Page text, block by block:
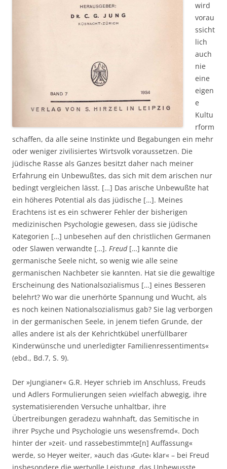
wird
vorau
ssicht
lich
auch
nie
eine
eigen
e
Kultu
rform
schaffen, da alle seine Instinkte und Begabungen ein mehr
oder weniger zivilisiertes Wirtsvolk voraussetzen. Die
jüdische Rasse als Ganzes besitzt daher nach meiner
Erfahrung ein Unbewußtes, das sich mit dem arischen nur
bedingt vergleichen lässt. […] Das arische Unbewußte hat
ein höheres Potential als das jüdische […]. Meines
Erachtens ist es ein schwerer Fehler der bisherigen
medizinischen Psychologie gewesen, dass sie jüdische
Kategorien […] unbesehen auf den christlichen Germanen
oder Slawen verwandte […]. Freud […] kannte die
germanische Seele nicht, so wenig wie alle seine
germanischen Nachbeter sie kannten. Hat sie die gewaltige
Erscheinung des Nationalsozialismus […] eines Besseren
belehrt? Wo war die unerhörte Spannung und Wucht, als
es noch keinen Nationalsozialismus gab? Sie lag verborgen
in der germanischen Seele, in jenem tiefen Grunde, der
alles andere ist als der Kehrichtkübel unerfüllbarer
Kinderwünsche und unerledigter Familienressentiments«
(ebd., Bd.7, S. 9).
Der »Jungianer« G.R. Heyer schrieb im Anschluss, Freuds
und Adlers Formulierungen seien »vielfach abwegig, ihre
systematisierenden Versuche unhaltbar, ihre
Übertreibungen geradezu wahnhaft, das Semitische in
ihrer Psyche und Psychologie uns wesensfremd«. Doch
hinter der »zeit- und rassebestimmte[n] Auffassung«
werde, so Heyer weiter, »auch das ›Gute‹ klar« – bei Freud